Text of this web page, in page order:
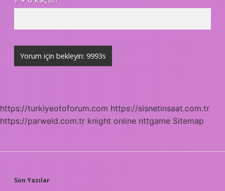
https://turkiyeotoforum.com https://sisnetinsaat.com.tr
https://parweld.com.tr knight online nttgame Sitemap
Son Yazılar